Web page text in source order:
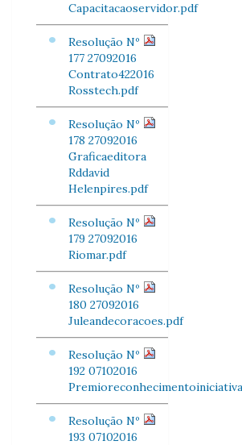
Capacitacaoservidor.pdf
Resolução Nº
177 27092016
Contrato422016
Rosstech.pdf
Resolução Nº
178 27092016
Graficaeditora
Rddavid
Helenpires.pdf
Resolução Nº
179 27092016
Riomar.pdf
Resolução Nº
180 27092016
Juleandecoracoes.pdf
Resolução Nº
192 07102016
Resolução Nº
193 07102016